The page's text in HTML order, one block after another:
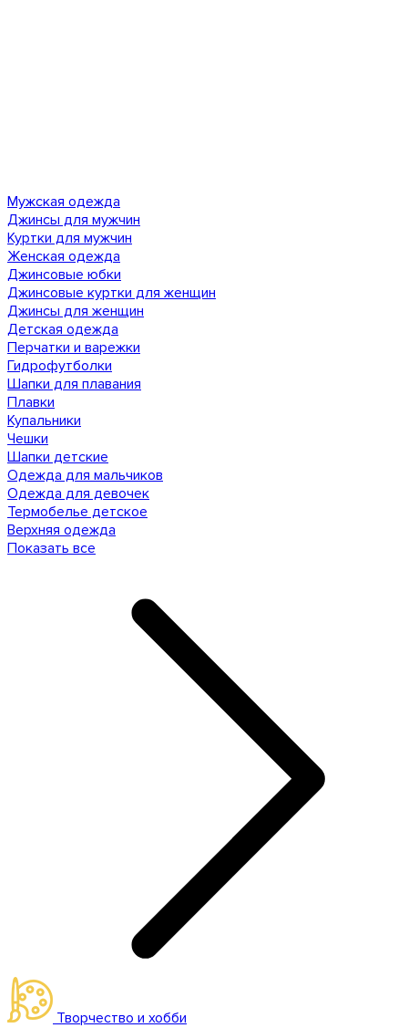
Мужская одежда
Джинсы для мужчин
Куртки для мужчин
Женская одежда
Джинсовые юбки
Джинсовые куртки для женщин
Джинсы для женщин
Детская одежда
Перчатки и варежки
Гидрофутболки
Шапки для плавания
Плавки
Купальники
Чешки
Шапки детские
Одежда для мальчиков
Одежда для девочек
Термобелье детское
Верхняя одежда
Показать все
Творчество и хобби